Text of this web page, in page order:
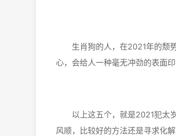
生肖狗的人，在2021年的颓势
心，会给人一种毫无冲劲的表面印
以上这五个，就是2021犯太岁
风顺，比较好的方法还是寻求化解